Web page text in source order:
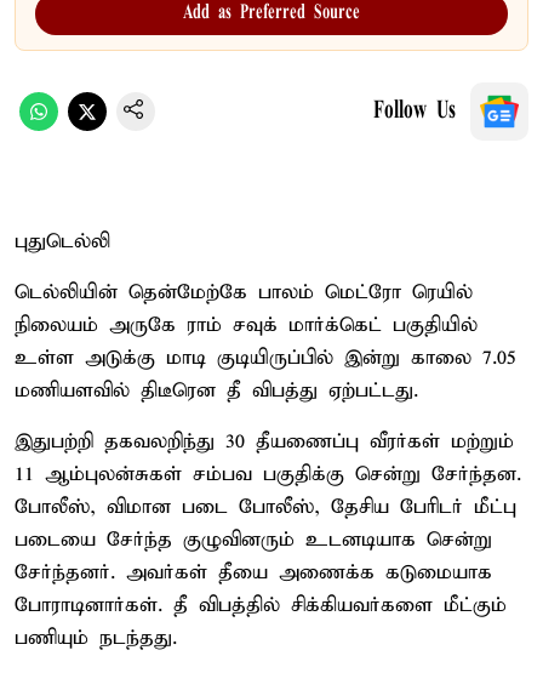
Add as Preferred Source
Follow Us
புதுடெல்லி
டெல்லியின் தென்மேற்கே பாலம் மெட்ரோ ரெயில்
நிலையம் அருகே ராம் சவுக் மார்க்கெட் பகுதியில்
உள்ள அடுக்கு மாடி குடியிருப்பில் இன்று காலை 7.05
மணியளவில் திடீரென தீ விபத்து ஏற்பட்டது.
இதுபற்றி தகவலறிந்து 30 தீயணைப்பு வீரர்கள் மற்றும்
11 ஆம்புலன்சுகள் சம்பவ பகுதிக்கு சென்று சேர்ந்தன.
போலீஸ், விமான படை போலீஸ், தேசிய பேரிடர் மீட்பு
படையை சேர்ந்த குழுவினரும் உடனடியாக சென்று
சேர்ந்தனர். அவர்கள் தீயை அணைக்க கடுமையாக
போராடினார்கள். தீ விபத்தில் சிக்கியவர்களை மீட்கும்
பணியும் நடந்தது.